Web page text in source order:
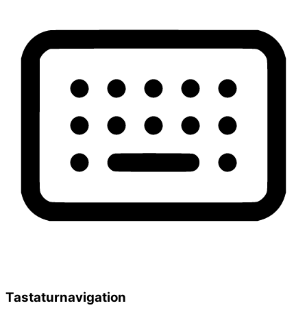
Tastaturnavigation